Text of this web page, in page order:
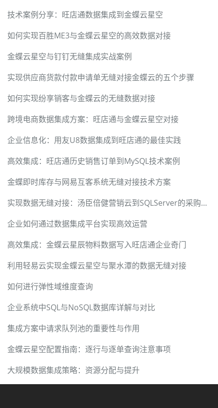
技术案例分享：旺店通数据集成到金蝶云星空
如何实现百胜ME3与金蝶云星空的高效数据对接
金蝶云星空与钉钉无缝集成实战案例
实现供应商货款付款申请单无缝对接金蝶云的五个步骤
如何实现纷享销客与金蝶云的无缝数据对接
跨境电商数据集成方案：旺店通与金蝶云星空对接
企业信息化：用友U8数据集成到旺店通的最佳实践
高效集成：旺店通历史销售订单到MySQL技术案例
金蝶即时库存与网易互客系统无缝对接技术方案
实现数据无缝对接：汤臣倍健营销云到SQLServer的采购入库同步方案
企业如何通过数据集成平台实现高效运营
高效集成：金蝶云星辰物料数据写入旺店通企业奇门
利用轻易云实现金蝶云星空与聚水潭的数据无缝对接
如何进行弹性域维度查询
企业系统中SQL与NoSQL数据库详解与对比
集成方案中请求队列池的重要性与作用
金蝶云星空配置指南：逐行与逐单查询注意事项
大规模数据集成策略：资源分配与提升